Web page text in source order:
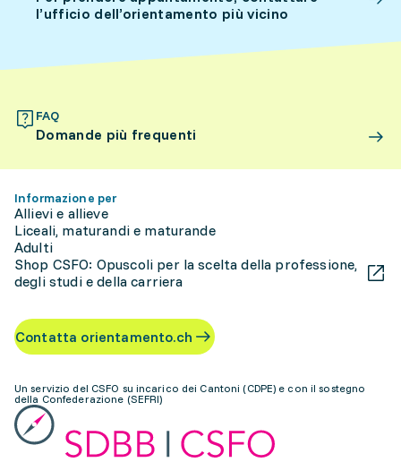
l’ufficio dell’orientamento più vicino
FAQ
Domande più frequenti
Informazione per
Allievi e allieve
Liceali, maturandi e maturande
Adulti
Shop CSFO: Opuscoli per la scelta della professione,
degli studi e della carriera
Contatta orientamento.ch
Un servizio del CSFO su incarico dei Cantoni (CDPE) e con il sostegno
della Confederazione (SEFRI)